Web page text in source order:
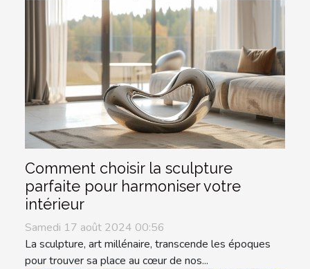
Comment choisir la sculpture
parfaite pour harmoniser votre
intérieur
Samedi 17 août 2024 00:56
La sculpture, art millénaire, transcende les époques
pour trouver sa place au cœur de nos...